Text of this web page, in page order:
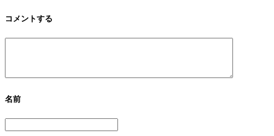
コメントする
名前